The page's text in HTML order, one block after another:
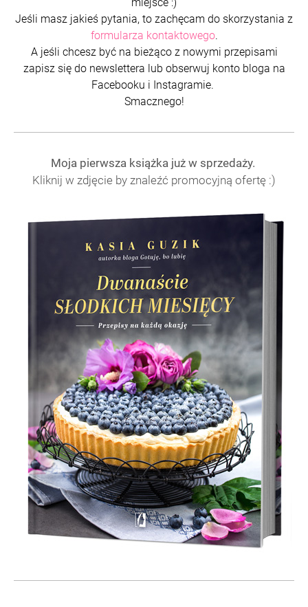
Jeśli masz jakieś pytania, to zachęcam do skorzystania z
formularza kontaktowego.
A jeśli chcesz być na bieżąco z nowymi przepisami
zapisz się do newslettera lub obserwuj konto bloga na
Facebooku i Instagramie.
Smacznego!
Moja pierwsza książka już w sprzedaży.
Kliknij w zdjęcie by znaleźć promocyjną ofertę :)